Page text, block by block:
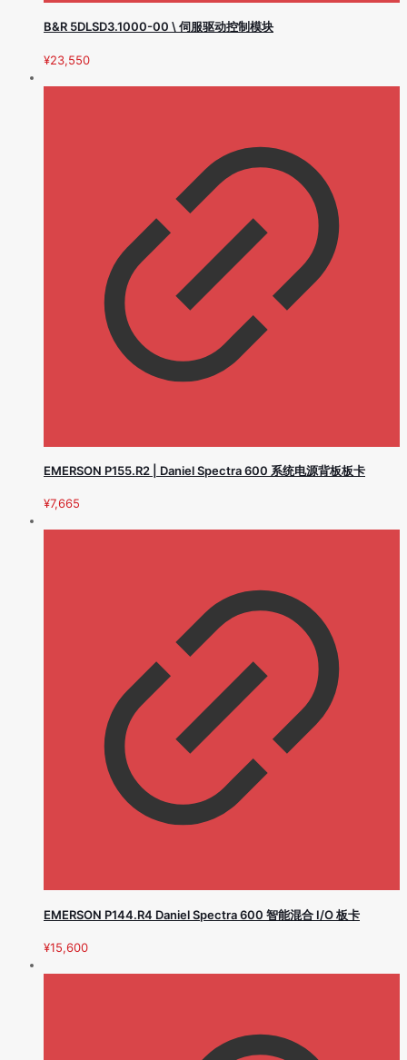
B&R 5DLSD3.1000-00 \ 伺服驱动控制模块
¥23,550
EMERSON P155.R2 | Daniel Spectra 600 系统电源背板板卡
¥7,665
EMERSON P144.R4 Daniel Spectra 600 智能混合 I/O 板卡
¥15,600